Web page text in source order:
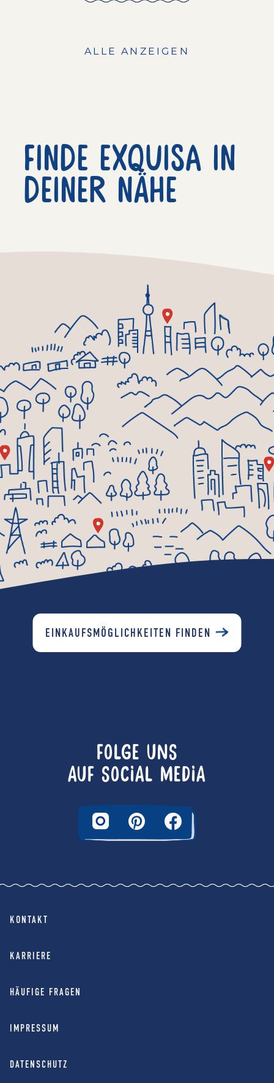
ALLE ANZEIGEN
Finde exquisa in
deiner nähe
EINKAUFSMÖGLICHKEITEN FINDEN
FOLGE UNS
AUF SOCIAL MEDIA
KONTAKT
KARRIERE
HÄUFIGE FRAGEN
IMPRESSUM
DATENSCHUTZ